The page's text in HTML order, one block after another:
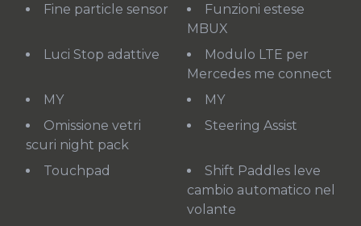
Fine particle sensor
funzioni estese
MBUX
Luci Stop adattive
Modulo LTE per
Mercedes me connect
MY
MY
omissione vetri
scuri night pack
Steering Assist
Touchpad
Shift Paddles leve
cambio automatico nel
volante